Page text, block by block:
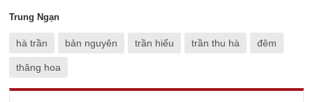
Trung Ngạn
hà trần bản nguyên trần hiếu trần thu hà đêm
thăng hoa